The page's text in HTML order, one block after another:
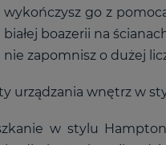
wykończysz go z
białej boazerii na
nie zapomnisz o dużej
urządzania wnętrz w
w stylu